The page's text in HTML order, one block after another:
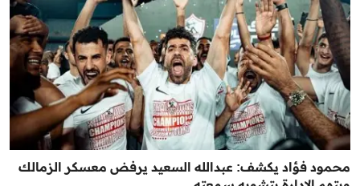
محمود فؤاد يكشف: عبدالله السعيد يرفض معسكر الزمالك